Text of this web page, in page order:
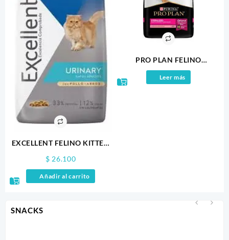
SNACKS
se
pueden
la
de
producto
EXCELLENT FELINO KITTEN
$ 26.100
Añadir al carrito
PRO PLAN FELINO
STERILIZED 1KG
Leer más